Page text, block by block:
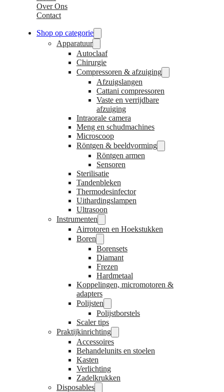
Over Ons
Contact
Shop op categorie
Apparatuur
Autoclaaf
Chirurgie
Compressoren & afzuiging
Afzuigslangen
Cattani compressoren
Vaste en verrijdbare
afzuiging
Intraorale camera
Meng en schudmachines
Microscoop
Röntgen & beeldvorming
Röntgen armen
Sensoren
Sterilisatie
Tandenbleken
Thermodesinfector
Uithardingslampen
Ultrasoon
Instrumenten
Airrotoren en Hoekstukken
Boren
Borensets
Diamant
Frezen
Hardmetaal
Koppelingen, micromotoren &
adapters
Polijsten
Polijstborstels
Scaler tips
Praktijkinrichting
Accessoires
Behandelunits en stoelen
Kasten
Verlichting
Zadelkrukken
Disposables